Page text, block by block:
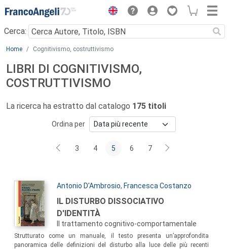
Menu
Cerca:
Main content
Home Cognitivismo, costruttivismo
LIBRI DI COGNITIVISMO,
COSTRUTTIVISMO
La ricerca ha estratto dal catalogo 175 titoli
Ordina per
3 4 5 6 7
Autori:
Antonio D'Ambrosio, Francesca Costanzo
Titolo:
IL DISTURBO DISSOCIATIVO
D'IDENTITÀ
Il trattamento cognitivo-comportamentale
Sommario:
Strutturato come un manuale, il testo presenta un’approfondita
panoramica delle definizioni del disturbo alla luce delle più recenti